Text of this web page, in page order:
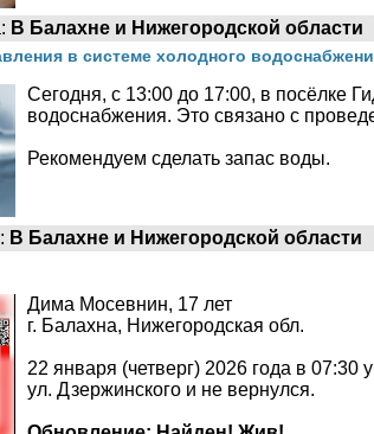
В Балахне и Нижегородской области
в системе холодного
Сегодня, с 13:00 до 17:00, в посёлке
водоснабжения. Это связано с
Рекомендуем сделать запас воды.
В Балахне и Нижегородской области
Дима Мосевнин, 17 лет
г. Балахна, Нижегородская обл.
22 января (четверг) 2026 года в 07:30
ул. Дзержинского и не вернулся.